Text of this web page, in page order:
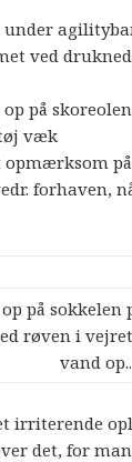
under
ved
på
væk
opmærksom
forhaven,
på sokkelen
røven i
vand op..
irriterende
det, for